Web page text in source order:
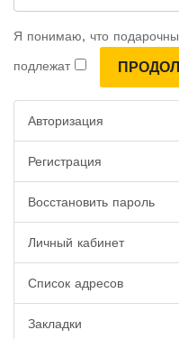
Я понимаю, что
подлежат
Авторизация
Регистрация
Восстановить пароль
Личный кабинет
Список адресов
Закладки